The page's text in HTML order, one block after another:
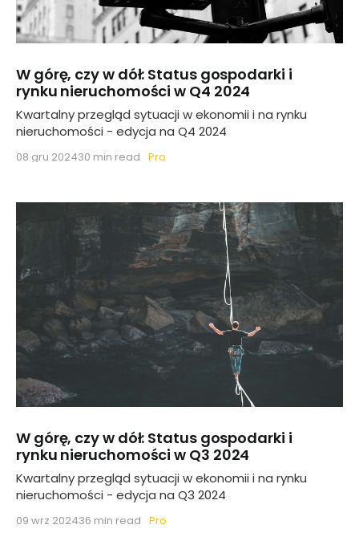
W górę, czy w dół: Status gospodarki i
rynku nieruchomości w Q4 2024
Kwartalny przegląd sytuacji w ekonomii i na rynku
nieruchomości - edycja na Q4 2024
08 gru 2024 Pro
30 min read
W górę, czy w dół: Status gospodarki i
rynku nieruchomości w Q3 2024
Kwartalny przegląd sytuacji w ekonomii i na rynku
nieruchomości - edycja na Q3 2024
09 wrz 2024 Pro
36 min read